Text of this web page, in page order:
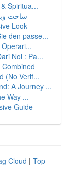
Spiritua...
ساخت
Look
den passe...
Nol : Pa...
(No Verif...
A Journey ...
Way ...
Guide
Cloud | Top